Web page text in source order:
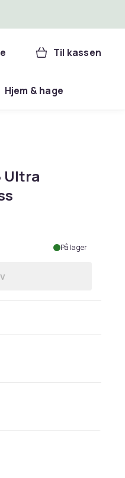
Til kassen
Hjem & hage
Ultra
På lager
Samsung Galaxy S25